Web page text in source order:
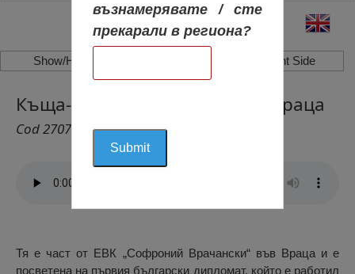
Show/Hide Left Side Show/Hide Right Side
Къща-Музей „Иван Замбин”, Враца
Cod 2707
Тя е част от ЕВК „Софроний Врачански“ във Враца и е
посветена на първия български дипломат, който е работил
възнамерявате / сте
прекарали в региона?